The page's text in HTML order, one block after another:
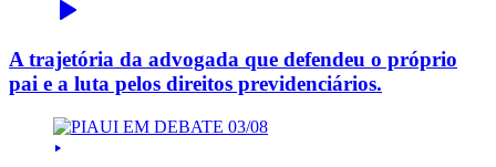
A trajetória da advogada que defendeu o próprio
pai e a luta pelos direitos previdenciários.